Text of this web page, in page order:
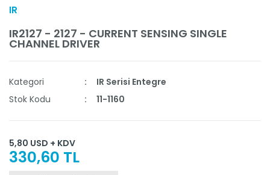
IR
IR2127 - 2127 - CURRENT SENSING SINGLE
CHANNEL DRIVER
Kategori
IR Serisi Entegre
Stok Kodu
11-1160
5,80 USD + KDV
330,60 TL